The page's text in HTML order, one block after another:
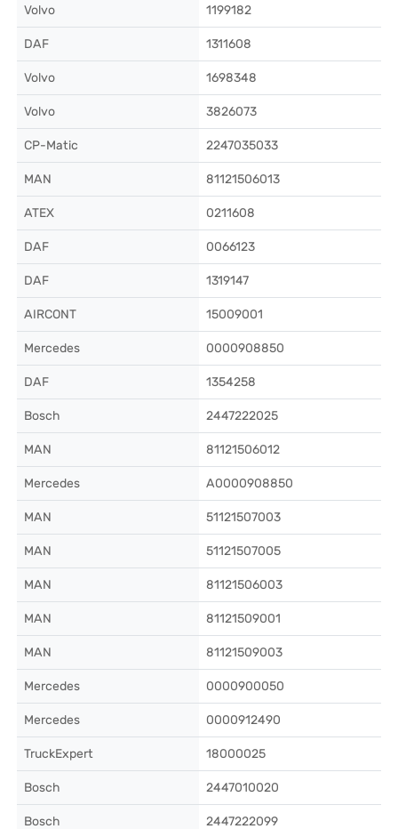
Volvo 1199182
DAF 1311608
Volvo 1698348
Volvo 3826073
CP-Matic 2247035033
MAN 81121506013
ATEX 0211608
DAF 0066123
DAF 1319147
AIRCONT 15009001
Mercedes 0000908850
DAF 1354258
Bosch 2447222025
MAN 81121506012
Mercedes A0000908850
MAN 51121507003
MAN 51121507005
MAN 81121506003
MAN 81121509001
MAN 81121509003
Mercedes 0000900050
Mercedes 0000912490
TruckExpert 18000025
Bosch 2447010020
Bosch 2447222099